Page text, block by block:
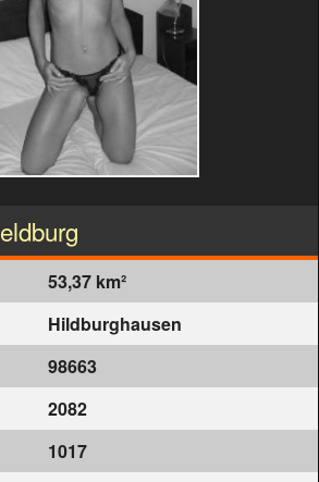
53,37 km²
Hildburghausen
98663
2082
1017